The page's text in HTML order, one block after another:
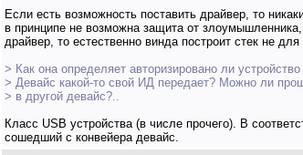
Если есть возможность поставить драйвер, то
в принципе не возможна защита от
драйвер, то естественно винда построит стек не
> Как она определяет авторизировано ли
> Девайс какой-то свой ИД передает? Можно ли
> в другой девайс?..
Класс USB устройства (в числе прочего). В
сошедший с конвейера девайс.